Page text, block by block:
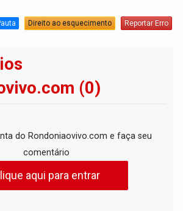
Direito ao esquecimento Reportar Erro
(0)
do Rondoniaovivo.com e faça seu
comentário
aqui para entrar